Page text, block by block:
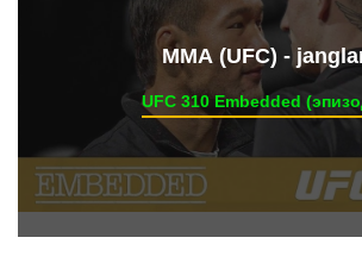
ММА (UFC) -
UFC 310 Embedded